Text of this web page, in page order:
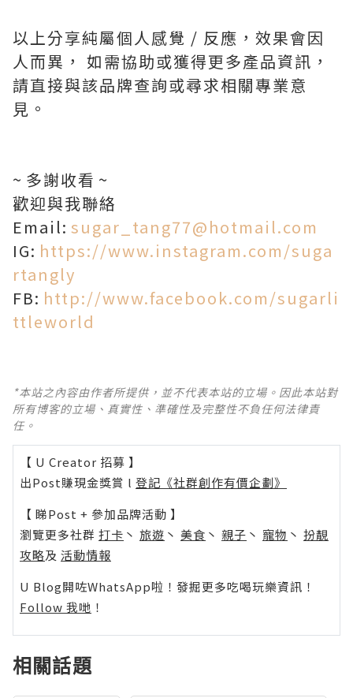
以上分享純屬個人感覺 / 反應，效果會因
人而異， 如需協助或獲得更多產品資訊，
請直接與該品牌查詢或尋求相關專業意
見。
~ 多謝收看 ~
歡迎與我聯絡
Email: sugar_tang77@hotmail.com
IG: https://www.instagram.com/suga
rtangly
FB: http://www.facebook.com/sugarli
ttleworld
*本站之內容由作者所提供，並不代表本站的立場。因此本站對
所有博客的立場、真實性、準確性及完整性不負任何法律責
任。
【 U Creator 招募 】
出Post賺現金獎賞 l 登記《社群創作有價企劃》
【 睇Post + 參加品牌活動 】
瀏覽更多社群 打卡 丶 旅遊 丶 美食 丶 親子 丶 寵物 丶 扮靚
攻略及 活動情報
U Blog開咗WhatsApp啦！發掘更多吃喝玩樂資訊！
Follow 我哋 ！
相關話題